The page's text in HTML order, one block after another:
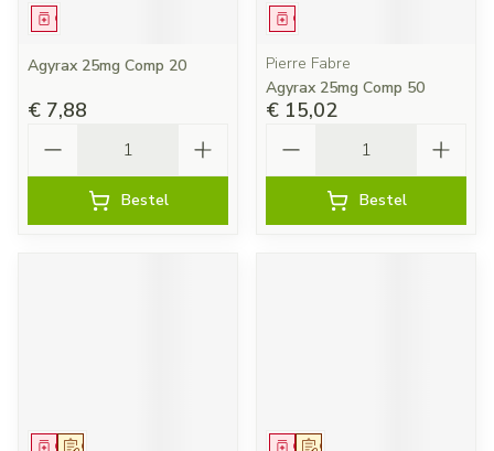
Geneesmiddel
Agyrax 25mg Comp 20
€ 7,88
Bestel
Geneesmiddel
Pierre Fabre
Agyrax 25mg Comp 50
€ 15,02
Bestel
Op voorschrift
Geneesmiddel Op voorschrift
Geneesmiddel